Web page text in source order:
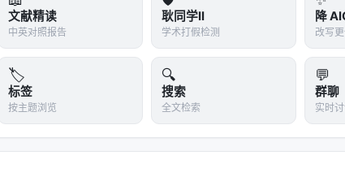
文献精读
中英对照报告
耿同学II
学术打假检测
降
改写
🏷️
标签
按主题浏览
🔍
搜索
全文检索
💬
群聊
实时